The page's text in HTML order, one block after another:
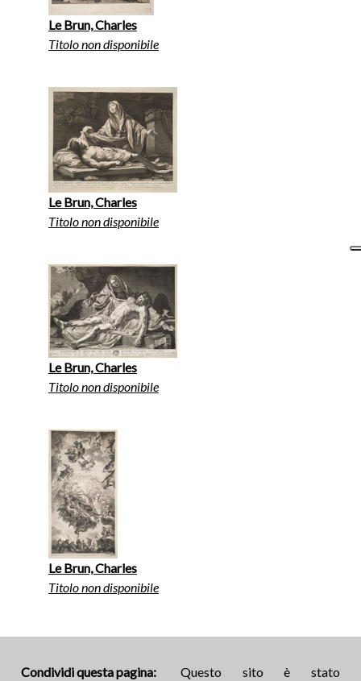
Le Brun, Charles
Titolo non disponibile
Le Brun, Charles
Titolo non disponibile
Le Brun, Charles
Titolo non disponibile
Le Brun, Charles
Titolo non disponibile
Condividi questa pagina:
Questo sito è stato